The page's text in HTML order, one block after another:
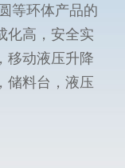
等环体产品的
化高，安全实
移动液压升降
储料台，液压